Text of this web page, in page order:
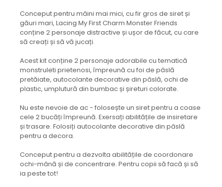
Conceput pentru mâini mai mici, cu fir gros de siret și
găuri mari, Lacing My First Charm Monster Friends
conține 2 personaje distractive și ușor de făcut, cu care
să creați și să vă jucați.
Acest kit conține 2 personaje adorabile cu tematică
monstruleti prietenosi, împreună cu foi de pâslă
pretăiate, autocolante decorative din pâslă, ochi de
plastic, umplutură din bumbac și șireturi colorate.
Nu este nevoie de ac - folosește un siret pentru a coase
cele 2 bucăți împreună. Exersați abilitățile de insiretare
și trasare. Folosiți autocolante decorative din pâslă
pentru a decora.
Conceput pentru a dezvolta abilitățile de coordonare
ochi-mână și de concentrare. Pentru copii să facă și să
ia peste tot!